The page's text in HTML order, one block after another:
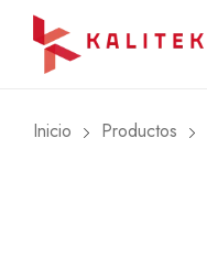
Inicio Productos